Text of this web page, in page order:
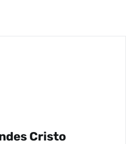
Cristo